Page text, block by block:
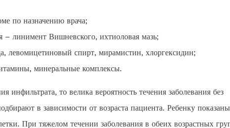
по назначению врача;
– линимент Вишневского, ихтиоловая мазь;
левомицетиновый спирт, мирамистин, хлоргексидин;
минеральные комплексы.
инфильтрата, то велика вероятность течения заболевания без
в зависимости от возраста пациента. Ребенку показаны
При тяжелом течении заболевания в обеих возрастных